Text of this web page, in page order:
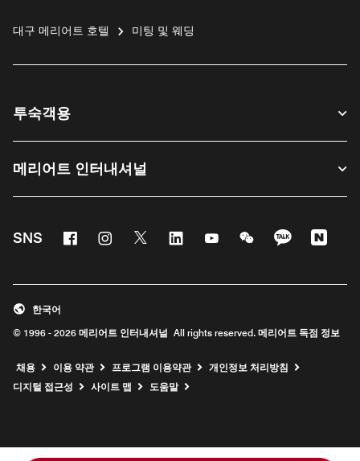
대구 메리어트 호텔 미팅 및 웨딩
투숙객용
메리어트 인터내셔널
SNS FacebookInstagram
Twitter LinkedinYoutubeWeChatKaKao
© 1996 - 2026 메리어트 인터내셔널 All rights reserved. 메리어트 독점 정보
한국어
채용 이용 약관 프로그램 이용약관
개인정보 처리방침
디지털 접근성
사이트 맵 도움말